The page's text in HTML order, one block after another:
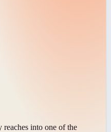
reaches into one of the